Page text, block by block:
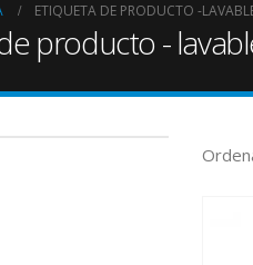
ETIQUETA DE PRODUCTO -
producto -